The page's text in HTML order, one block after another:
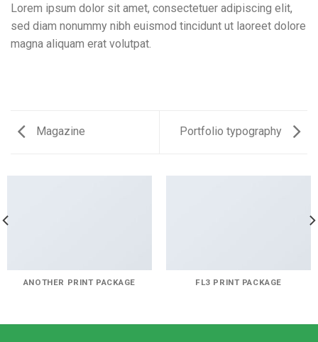
Lorem ipsum dolor sit amet, consectetuer adipiscing elit,
sed diam nonummy nibh euismod tincidunt ut laoreet dolore
magna aliquam erat volutpat.
Magazine Portfolio typography
ANOTHER PRINT PACKAGE FL3 PRINT PACKAGE